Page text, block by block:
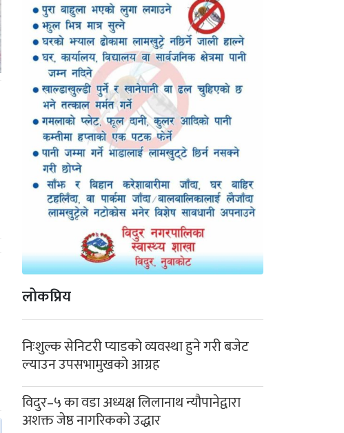
लोकप्रिय
निःशुल्क सेनिटरी प्याडको व्यवस्था हुने गरी बजेट
ल्याउन उपसभामुखको आग्रह
विदुर–५ का वडा अध्यक्ष लिलानाथ न्यौपानेद्वारा
अशक्त जेष्ठ नागरिकको उद्धार